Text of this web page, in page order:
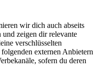
wir dich auch abseits
zeigen dir relevante
verschlüsselten
externen Anbietern
sofern du deren